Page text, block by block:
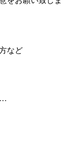
など